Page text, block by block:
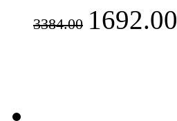
3384.00 1692.00